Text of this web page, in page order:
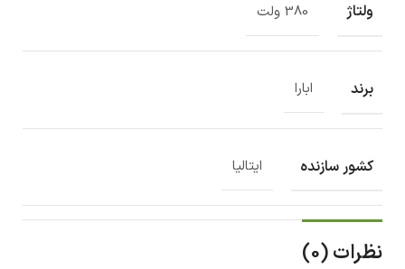
ولتاژ 380 ولت
برند ابارا
کشور سازنده ایتالیا
نظرات (0)